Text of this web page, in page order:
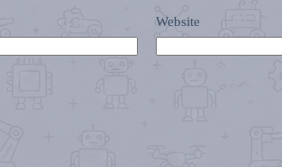
Website